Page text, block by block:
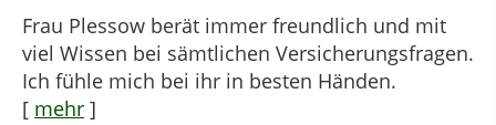
Frau Plessow berät immer freundlich und mit
viel Wissen bei sämtlichen Versicherungsfragen.
Ich fühle mich bei ihr in besten Händen.
[ mehr ]